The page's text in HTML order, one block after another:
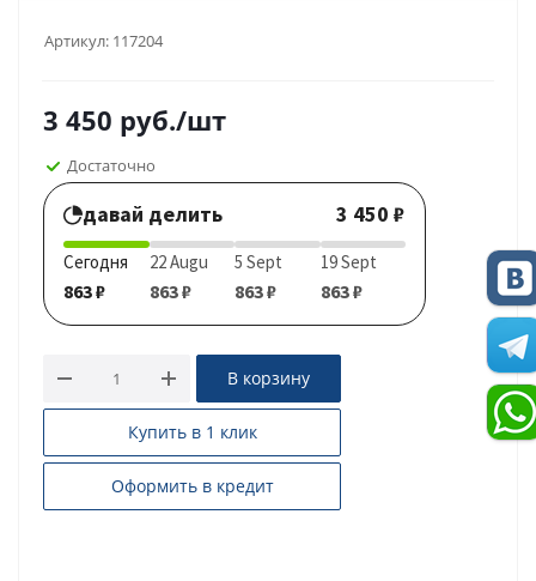
Артикул: 117204
3 450 руб./шт
Достаточно
давай делить 3 450 ₽
Сегодня
863 ₽
22 Augu
863 ₽
5 Sept
863 ₽
19 Sept
863 ₽
В корзину
Купить в 1 клик
Оформить в кредит